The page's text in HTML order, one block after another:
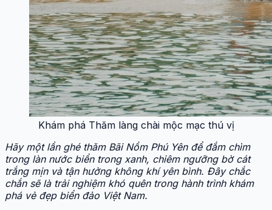
Khám phá Thăm làng chài mộc mạc thú vị
Hãy một lần ghé thăm Bãi Nồm Phú Yên để đắm chìm
trong làn nước biển trong xanh, chiêm ngưỡng bờ cát
trắng mịn và tận hưởng không khí yên bình. Đây chắc
chắn sẽ là trải nghiệm khó quên trong hành trình khám
phá vẻ đẹp biển đảo Việt Nam.